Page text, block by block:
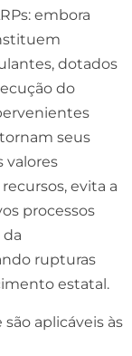
embora
dotados
do
seus
valores
evita a
processos
rupturas
estatal.
aplicáveis às